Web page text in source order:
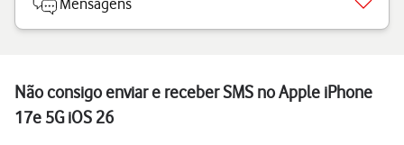
Mensagens
Não consigo enviar e receber SMS no Apple iPhone
17e 5G iOS 26